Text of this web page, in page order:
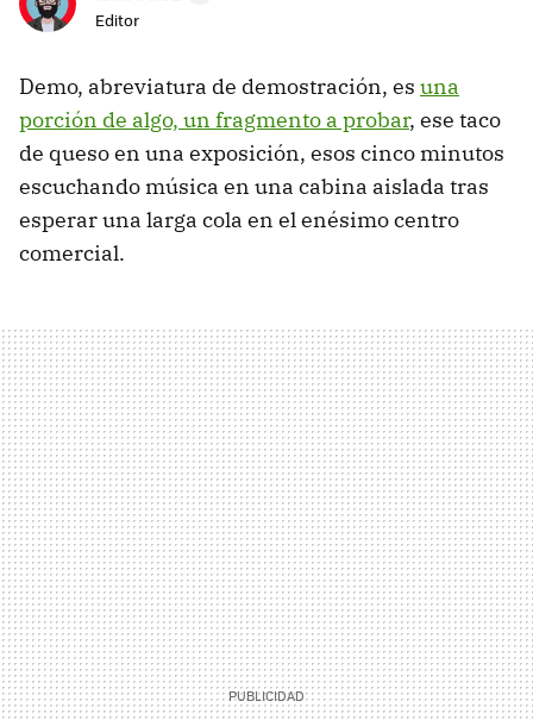
Editor
Demo, abreviatura de demostración, es una
porción de algo, un fragmento a probar, ese taco
de queso en una exposición, esos cinco minutos
escuchando música en una cabina aislada tras
esperar una larga cola en el enésimo centro
comercial.